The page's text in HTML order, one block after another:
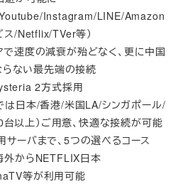
Instagram/LINE/Amazon
/Netflix/TVer等）
で速度の減衰が殆どなく、更に中国
らない最先端の接続
2方式採用
は日本/香港/米国LA/シンガポール/
以上）ご用意、快適な接続が可能
ーバまで、5つの選べるコース
外からNETFLIX日本
等が利用可能